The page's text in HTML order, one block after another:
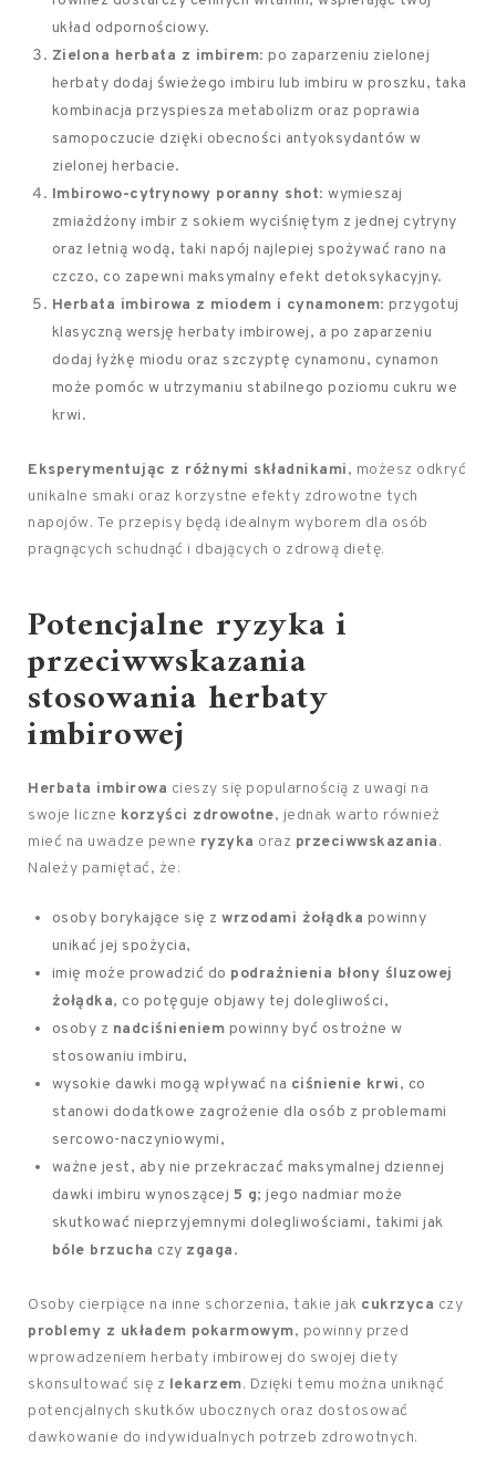
układ odpornościowy.
Zielona herbata z imbirem: po zaparzeniu zielonej
herbaty dodaj świeżego imbiru lub imbiru w proszku, taka
kombinacja przyspiesza metabolizm oraz poprawia
samopoczucie dzięki obecności antyoksydantów w
zielonej herbacie.
Imbirowo-cytrynowy poranny shot: wymieszaj
zmiażdżony imbir z sokiem wyciśniętym z jednej cytryny
oraz letnią wodą, taki napój najlepiej spożywać rano na
czczo, co zapewni maksymalny efekt detoksykacyjny.
Herbata imbirowa z miodem i cynamonem: przygotuj
klasyczną wersję herbaty imbirowej, a po zaparzeniu
dodaj łyżkę miodu oraz szczyptę cynamonu, cynamon
może pomóc w utrzymaniu stabilnego poziomu cukru we
krwi.
Eksperymentując z różnymi składnikami, możesz odkryć
unikalne smaki oraz korzystne efekty zdrowotne tych
napojów. Te przepisy będą idealnym wyborem dla osób
pragnących schudnąć i dbających o zdrową dietę.
Potencjalne ryzyka i
przeciwwskazania
stosowania herbaty
imbirowej
Herbata imbirowa cieszy się popularnością z uwagi na
swoje liczne korzyści zdrowotne, jednak warto również
mieć na uwadze pewne ryzyka oraz przeciwwskazania.
Należy pamiętać, że:
osoby borykające się zwrzodami żołądka powinny
unikać jej spożycia,
imię może prowadzić do podrażnienia błony śluzowej
żołądka, co potęguje objawy tej dolegliwości,
osoby z nadciśnieniem powinny być ostrożne w
stosowaniu imbiru,
wysokie dawki mogą wpływać na ciśnienie krwi, co
stanowi dodatkowe zagrożenie dla osób z problemami
sercowo-naczyniowymi,
ważne jest, aby nie przekraczać maksymalnej dziennej
dawki imbiru wynoszącej 5 g; jego nadmiar może
skutkować nieprzyjemnymi dolegliwościami, takimi jak
bóle brzucha czy zgaga.
Osoby cierpiące na inne schorzenia, takie jak cukrzyca czy
problemy z układem pokarmowym, powinny przed
wprowadzeniem herbaty imbirowej do swojej diety
skonsultować się z lekarzem. Dzięki temu można uniknąć
potencjalnych skutków ubocznych oraz dostosować
dawkowanie do indywidualnych potrzeb zdrowotnych.